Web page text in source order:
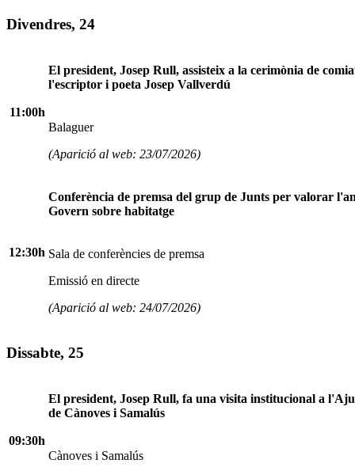
Divendres, 24
11:00h
El president, Josep Rull, assisteix a la cerimònia de
l'escriptor i poeta Josep Vallverdú
Balaguer
(Aparició al web: 23/07/2026)
12:30h
Conferència de premsa del grup de Junts per valorar
Govern sobre habitatge
Sala de conferències de premsa
Emissió en directe
(Aparició al web: 24/07/2026)
Dissabte, 25
09:30h
El president, Josep Rull, fa una visita institucional a
de Cànoves i Samalús
Cànoves i Samalús